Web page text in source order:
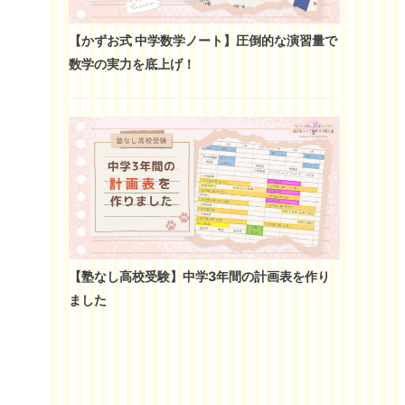
【かずお式 中学数学ノート】圧倒的な演習量で
数学の実力を底上げ！
【塾なし高校受験】中学3年間の計画表を作り
ました